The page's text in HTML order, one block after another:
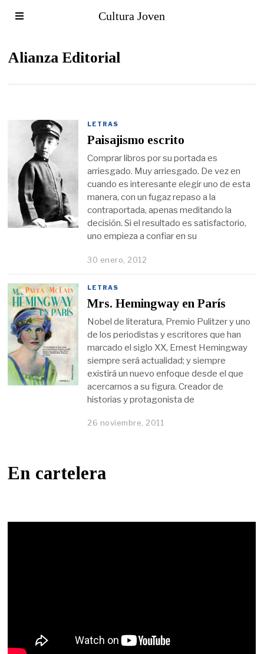
Cultura Joven
Alianza Editorial
LETRAS
Paisajismo escrito
Comprar libros por su portada es
arriesgado. Muy arriesgado. De vez en
cuando es interesante elegir uno de esta
manera, con un fugaz repaso a la
contraportada, apenas meditando la
decisión. Si el resultado es satisfactorio,
uno empieza a confiar en su
30 enero, 2012
LETRAS
Mrs. Hemingway en París
Nobel de literatura, Premio Pulitzer y uno
de los periodistas y escritores que han
marcado el siglo XX, Ernest Hemingway
siempre será actualidad; y siempre
existirá un nuevo enfoque desde el que
acercarnos a su figura. Creador de
historias y protagonista de
26 noviembre, 2011
En cartelera